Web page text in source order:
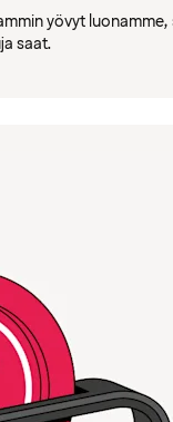
yövyt luonamme,
saat.